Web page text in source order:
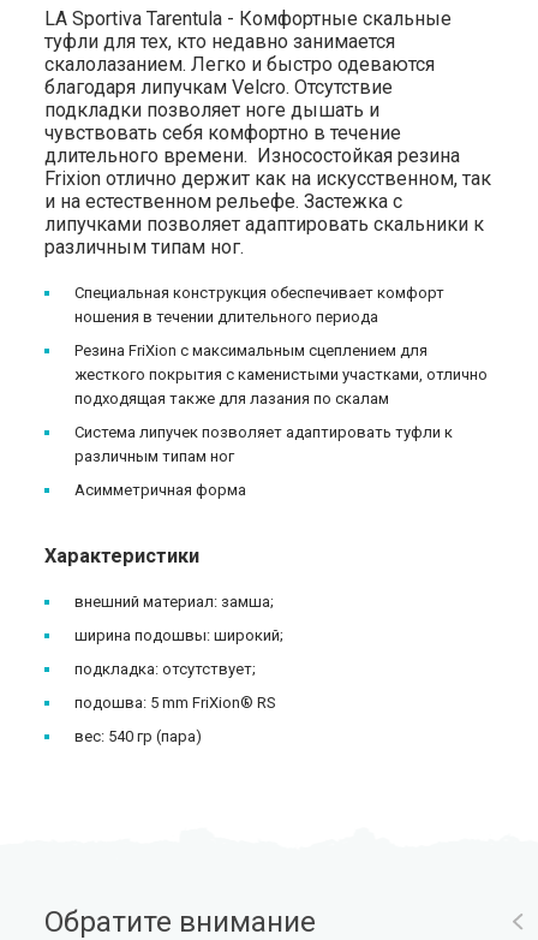
LA Sportiva Tarentula - Комфортные скальные
туфли для тех, кто недавно занимается
скалолазанием. Легко и быстро одеваются
благодаря липучкам Velcro. Отсутствие
подкладки позволяет ноге дышать и
чувствовать себя комфортно в течение
длительного времени. Износостойкая резина
Frixion отлично держит как на искусственном, так
и на естественном рельефе. Застежка с
липучками позволяет адаптировать скальники к
различным типам ног.
Специальная конструкция обеспечивает комфорт
ношения в течении длительного периода
Резина FriXion с максимальным сцеплением для
жесткого покрытия с каменистыми участками, отлично
подходящая также для лазания по скалам
Система липучек позволяет адаптировать туфли к
различным типам ног
Асимметричная форма
Характеристики
внешний материал: замша;
ширина подошвы: широкий;
подкладка: отсутствует;
подошва: 5 mm FriXion® RS
вес: 540 гр (пара)
Обратите внимание